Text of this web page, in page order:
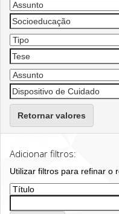
Retornar valores
Adicionar filtros:
Utilizar filtros para refinar o